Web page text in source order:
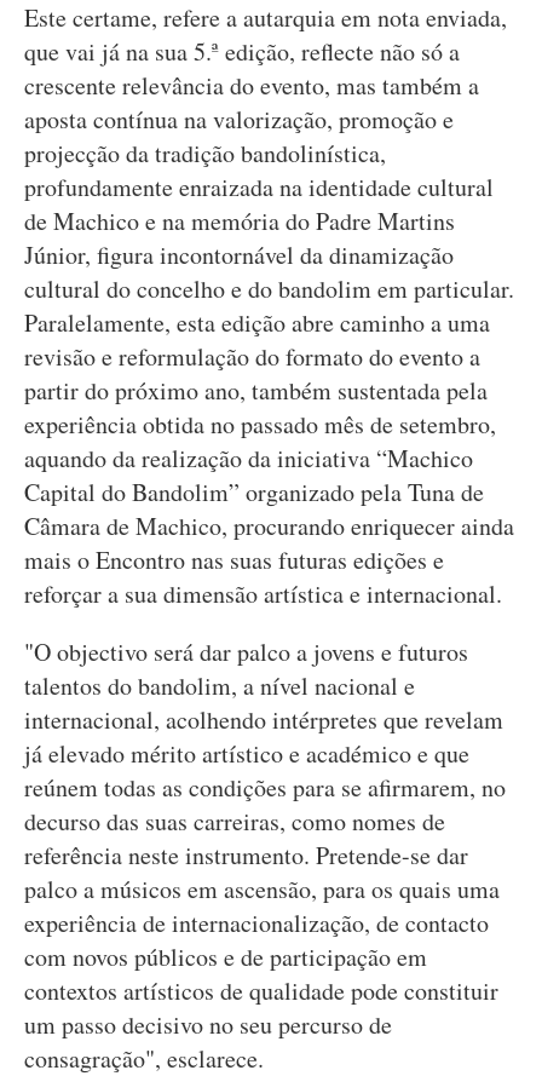
Este certame, refere a autarquia em nota enviada,
que vai já na sua 5.ª edição, reflecte não só a
crescente relevância do evento, mas também a
aposta contínua na valorização, promoção e
projecção da tradição bandolinística,
profundamente enraizada na identidade cultural
de Machico e na memória do Padre Martins
Júnior, figura incontornável da dinamização
cultural do concelho e do bandolim em particular.
Paralelamente, esta edição abre caminho a uma
revisão e reformulação do formato do evento a
partir do próximo ano, também sustentada pela
experiência obtida no passado mês de setembro,
aquando da realização da iniciativa “Machico
Capital do Bandolim” organizado pela Tuna de
Câmara de Machico, procurando enriquecer ainda
mais o Encontro nas suas futuras edições e
reforçar a sua dimensão artística e internacional.
"O objectivo será dar palco a jovens e futuros
talentos do bandolim, a nível nacional e
internacional, acolhendo intérpretes que revelam
já elevado mérito artístico e académico e que
reúnem todas as condições para se afirmarem, no
decurso das suas carreiras, como nomes de
referência neste instrumento. Pretende-se dar
palco a músicos em ascensão, para os quais uma
experiência de internacionalização, de contacto
com novos públicos e de participação em
contextos artísticos de qualidade pode constituir
um passo decisivo no seu percurso de
consagração", esclarece.